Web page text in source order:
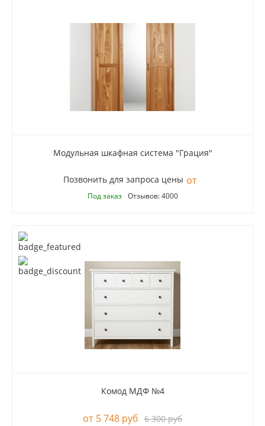
Модульная шкафная система "Грация"
Позвонить для запроса цены
Под заказ Отзывов: 4000
Комод МДФ №4
5 748 руб 6 300 руб